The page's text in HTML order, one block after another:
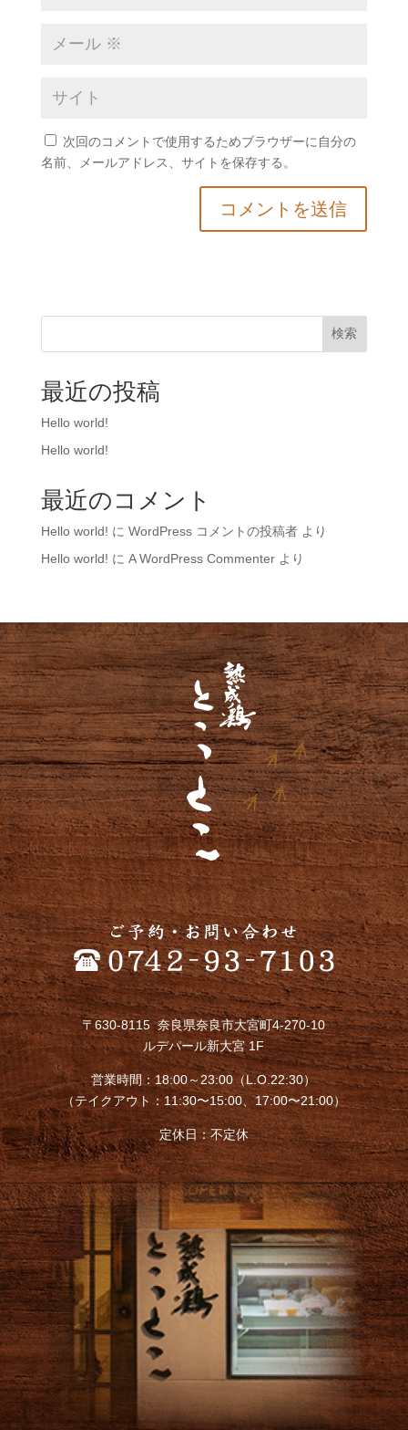
次回のコメントで使用するためブラウザーに自分の
名前、メールアドレス、サイトを保存する。
検索
最近の投稿
Hello world!
Hello world!
最近のコメント
Hello world! に WordPress コメントの投稿者より
Hello world! に A WordPress Commenterより
〒630-8115 奈良県奈良市大宮町4-270-10
ルデパール新大宮 1F
営業時間：18:00～23:00（L.O.22:30）
（テイクアウト：11:30〜15:00、17:00〜21:00）
定休日：不定休